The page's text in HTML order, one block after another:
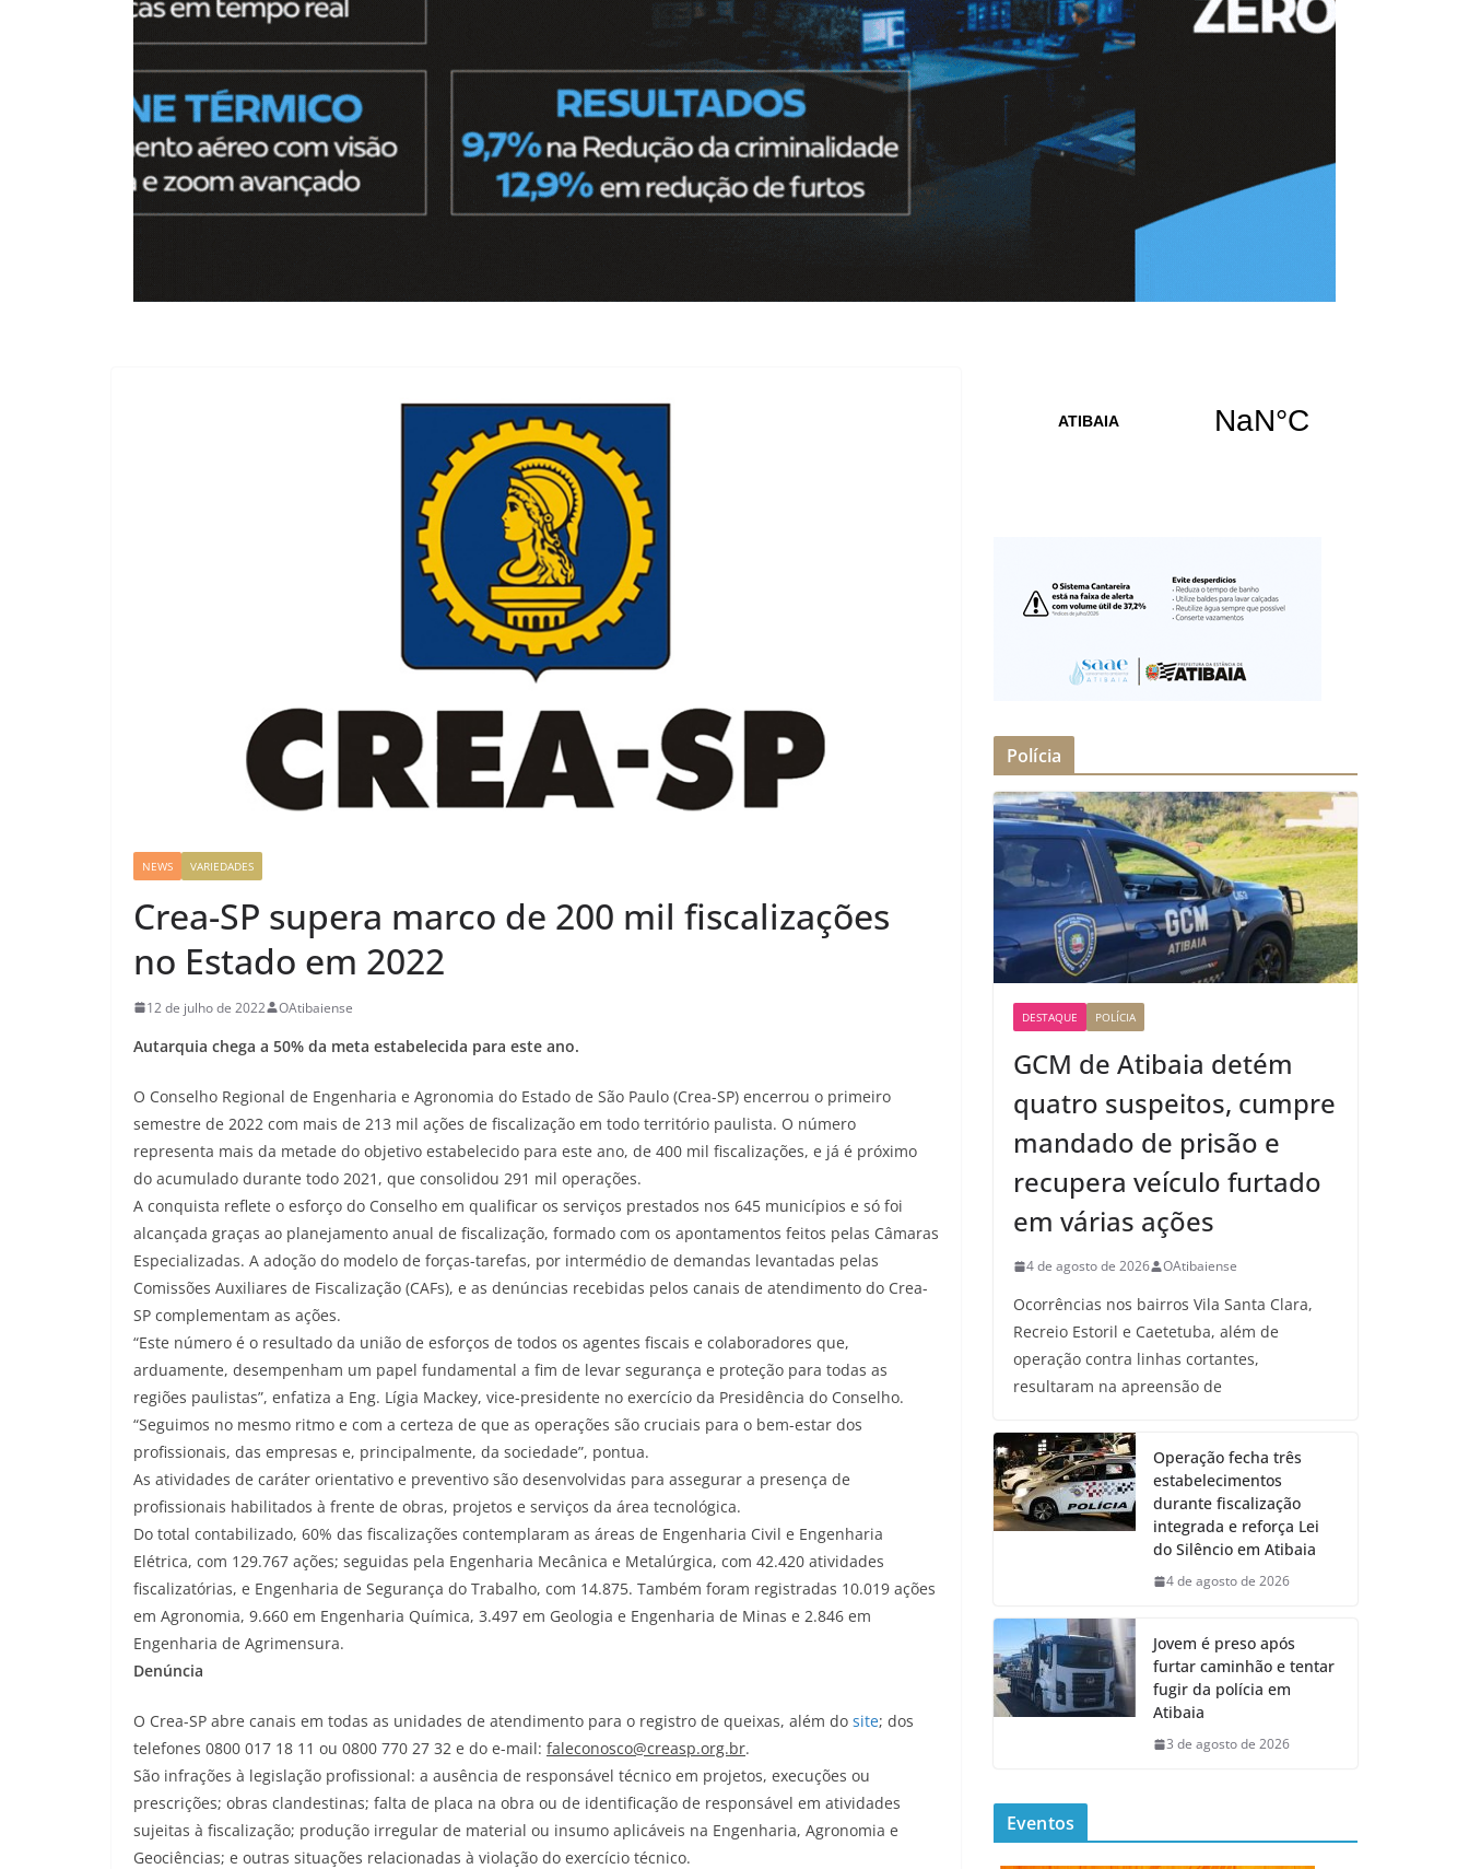
NEWS VARIEDADES
Crea-SP supera marco de 200 mil fiscalizações
no Estado em 2022
12 de julho de 2022 OAtibaiense
Autarquia chega a 50% da meta estabelecida para este ano.
O Conselho Regional de Engenharia e Agronomia do Estado de São Paulo (Crea-SP) encerrou o primeiro
semestre de 2022 com mais de 213 mil ações de fiscalização em todo território paulista. O número
representa mais da metade do objetivo estabelecido para este ano, de 400 mil fiscalizações, e já é próximo
do acumulado durante todo 2021, que consolidou 291 mil operações.
A conquista reflete o esforço do Conselho em qualificar os serviços prestados nos 645 municípios e só foi
alcançada graças ao planejamento anual de fiscalização, formado com os apontamentos feitos pelas Câmaras
Especializadas. A adoção do modelo de forças-tarefas, por intermédio de demandas levantadas pelas
Comissões Auxiliares de Fiscalização (CAFs), e as denúncias recebidas pelos canais de atendimento do Crea-
SP complementam as ações.
“Este número é o resultado da união de esforços de todos os agentes fiscais e colaboradores que,
arduamente, desempenham um papel fundamental a fim de levar segurança e proteção para todas as
regiões paulistas”, enfatiza a Eng. Lígia Mackey, vice-presidente no exercício da Presidência do Conselho.
“Seguimos no mesmo ritmo e com a certeza de que as operações são cruciais para o bem-estar dos
profissionais, das empresas e, principalmente, da sociedade”, pontua.
As atividades de caráter orientativo e preventivo são desenvolvidas para assegurar a presença de
profissionais habilitados à frente de obras, projetos e serviços da área tecnológica.
Do total contabilizado, 60% das fiscalizações contemplaram as áreas de Engenharia Civil e Engenharia
Elétrica, com 129.767 ações; seguidas pela Engenharia Mecânica e Metalúrgica, com 42.420 atividades
fiscalizatórias, e Engenharia de Segurança do Trabalho, com 14.875. Também foram registradas 10.019 ações
em Agronomia, 9.660 em Engenharia Química, 3.497 em Geologia e Engenharia de Minas e 2.846 em
Engenharia de Agrimensura.
Denúncia
O Crea-SP abre canais em todas as unidades de atendimento para o registro de queixas, além do site; dos
telefones 0800 017 18 11 ou 0800 770 27 32 e do e-mail: faleconosco@creasp.org.br.
São infrações à legislação profissional: a ausência de responsável técnico em projetos, execuções ou
prescrições; obras clandestinas; falta de placa na obra ou de identificação de responsável em atividades
sujeitas à fiscalização; produção irregular de material ou insumo aplicáveis na Engenharia, Agronomia e
Geociências; e outras situações relacionadas à violação do exercício técnico.
Polícia
DESTAQUE POLÍCIA
GCM de Atibaia detém
quatro suspeitos, cumpre
mandado de prisão e
recupera veículo furtado
em várias ações
4 de agosto de 2026 OAtibaiense
Ocorrências nos bairros Vila Santa Clara,
Recreio Estoril e Caetetuba, além de
operação contra linhas cortantes,
resultaram na apreensão de
Operação fecha três
estabelecimentos
durante fiscalização
integrada e reforça Lei
do Silêncio em Atibaia
4 de agosto de 2026
Jovem é preso após
furtar caminhão e tentar
fugir da polícia em
Atibaia
3 de agosto de 2026
Eventos